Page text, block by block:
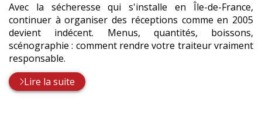
Avec la sécheresse qui s'installe en Île-de-France,
continuer à organiser des réceptions comme en 2005
devient indécent. Menus, quantités, boissons,
scénographie : comment rendre votre traiteur vraiment
responsable.
Lire la suite